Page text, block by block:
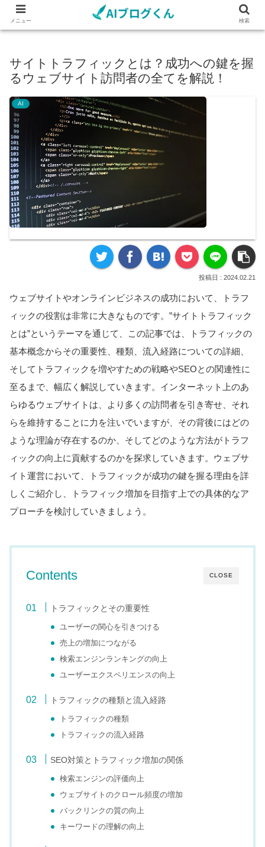
サイトトラフィックとは？成功への鍵を握
るウェブサイト訪問者の全てを解説！
AI
2024.02.21
ウェブサイトやオンラインビジネスの成功において、トラフ
ィックの役割は非常に大きなものです。”サイトトラフィック
とは”というテーマを通じて、この記事では、トラフィックの
基本概念からその重要性、種類、流入経路についての詳細、
そしてトラフィックを増やすための戦略やSEOとの関連性に
至るまで、幅広く解説していきます。インターネット上のあ
らゆるウェブサイトは、より多くの訪問者を引き寄せ、それ
らを維持することに力を注いでいますが、その背後にはどの
ような理論が存在するのか、そしてどのような方法がトラフ
ィックの向上に貢献するのかを探求していきます。ウェブサ
イト運営において、トラフィックが成功の鍵を握る理由を詳
しくご紹介し、トラフィック増加を目指す上での具体的なア
プローチを検討していきましょう。
CLOSE
Contents
トラフィックとその重要性
ユーザーの関心を引きつける
売上の増加につながる
検索エンジンランキングの向上
ユーザーエクスペリエンスの向上
トラフィックの種類と流入経路
トラフィックの種類
トラフィックの流入経路
SEO対策とトラフィック増加の関係
検索エンジンの評価向上
ウェブサイトのクロール頻度の増加
バックリンクの質の向上
キーワードの理解の向上
メニュー 検索